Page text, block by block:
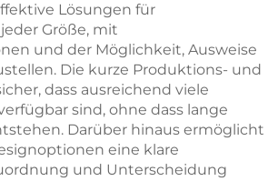
Lösungen für
Größe, mit
und der Möglichkeit, Ausweise
Die kurze Produktions- und
dass ausreichend viele
sind, ohne dass lange
Darüber hinaus ermöglicht
eine klare
und Unterscheidung